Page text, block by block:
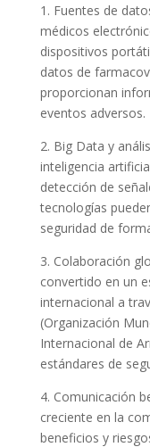
1. Fuentes de
médicos
dispositivos
datos de
proporcionan
eventos adversos.
2. Big Data y
inteligencia
detección de
tecnologías
seguridad de
3. Colaboración
convertido en un
internacional a
(Organización
Internacional de
estándares de
4. Comunicación
creciente en la
beneficios y